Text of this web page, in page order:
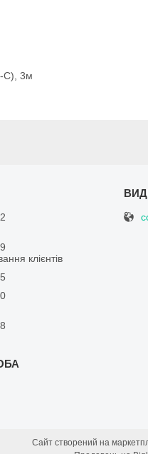
C), 3м
клієнтів
Сайт створений на